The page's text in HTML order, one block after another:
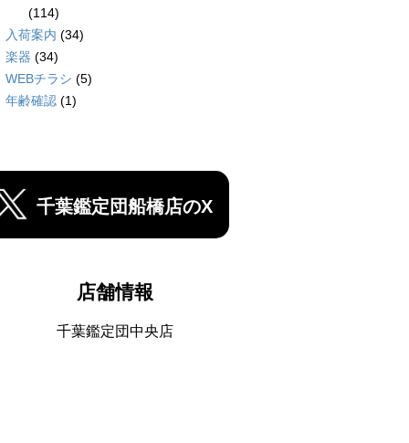
(114)
入荷案内 (34)
楽器 (34)
WEBチラシ (5)
年齢確認 (1)
千葉鑑定団船橋店のX
店舗情報
千葉鑑定団中央店